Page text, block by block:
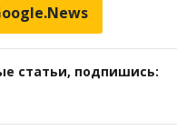
статьи, подпишись: